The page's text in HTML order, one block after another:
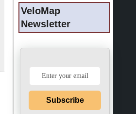
VeloMap
Newsletter
Subscribe